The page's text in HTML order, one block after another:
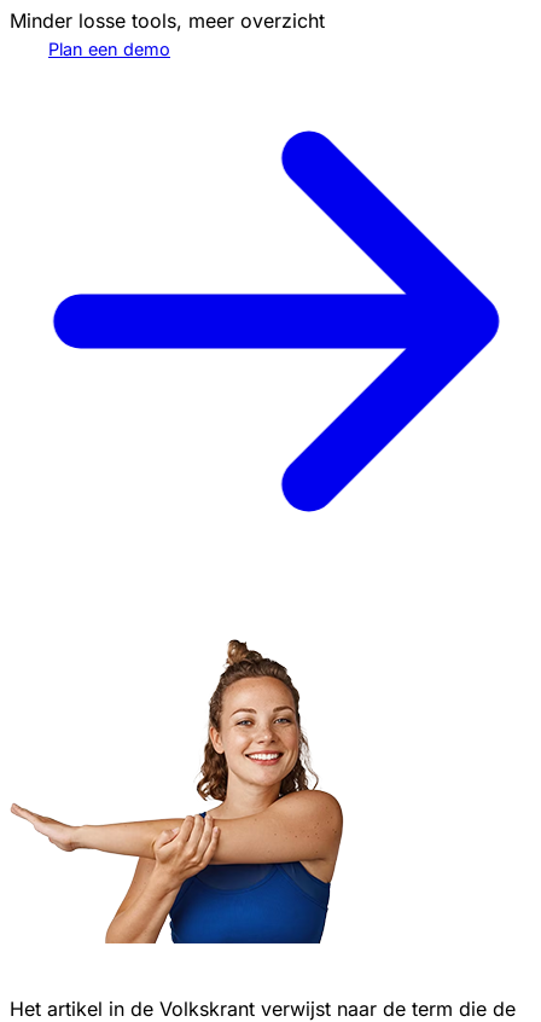
Minder losse tools, meer overzicht
Plan een demo
Het artikel in de Volkskrant verwijst naar de term die de